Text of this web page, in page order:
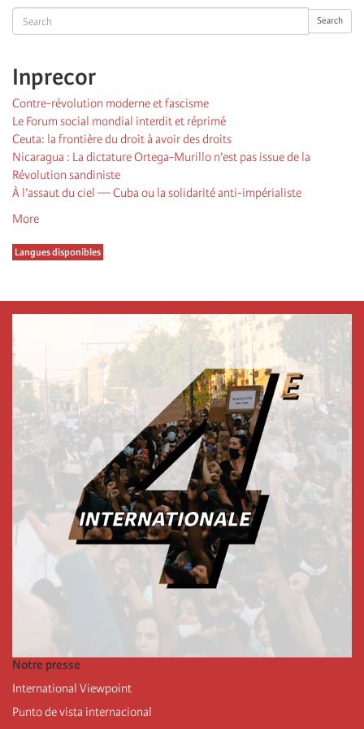
Search Search
Inprecor
Contre-révolution moderne et fascisme
Le Forum social mondial interdit et réprimé
Ceuta: la frontière du droit à avoir des droits
Nicaragua : La dictature Ortega-Murillo n’est pas issue de la
Révolution sandiniste
À l’assaut du ciel — Cuba ou la solidarité anti-impérialiste
More
Langues disponibles
Notre presse
International Viewpoint
Punto de vista internacional